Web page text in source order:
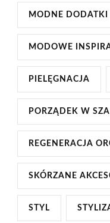
MODNE DODATKI
MODOWE
PIELĘGNACJA
PORZĄDEK W
REGENERACJA
SKÓRZANE
STYL